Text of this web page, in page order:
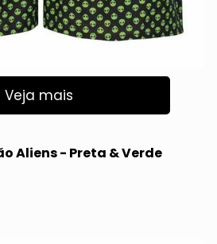
Veja mais
Aliens - Preta & Verde